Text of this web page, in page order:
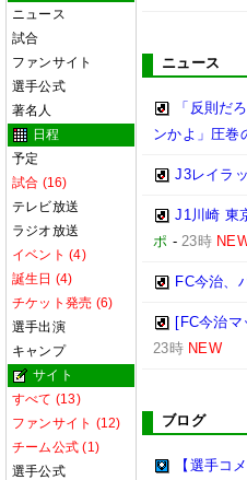
ニュース
試合
ファンサイト
選手公式
著名人
日程
予定
試合 (16)
テレビ放送
ラジオ放送
イベント (4)
誕生日 (4)
チケット発売 (6)
選手出演
キャンプ
サイト
すべて (13)
ファンサイト (12)
チーム公式 (1)
選手公式
ニュース
「反則だ
ンかよ」圧巻
J3レイラ
J1川崎 東
ポ -23時
FC今治、
[FC今治
23時 NEW
ブログ
【選手コ